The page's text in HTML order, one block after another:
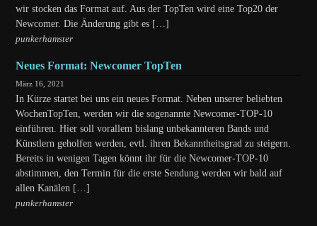
wir stocken das Format auf. Aus der TopTen wird eine Top20 der
Newcomer. Die Änderung gibt es […]
punkerhamster
Neues Format: Newcomer TopTen
März 16, 2021
In Kürze startet bei uns ein neues Format. Neben unserer beliebten
WochenTopTen, werden wir die sogenannte Newcomer-TOP-10
einführen. Hier soll vorallem bislang unbekannteren Bands und
Künstlern geholfen werden, evtl. ihren Bekanntheitsgrad zu steigern.
Bereits in wenigen Tagen könnt ihr für die Newcomer-TOP-10
abstimmen, den Termin für die erste Sendung werden wir bald auf
allen Kanälen […]
punkerhamster